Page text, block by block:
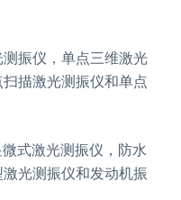
振仪，单点三维激光
描激光测振仪和单点
式激光测振仪，防水
光测振仪和发动机振